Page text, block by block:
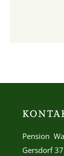
Pension
Gersdorf 37